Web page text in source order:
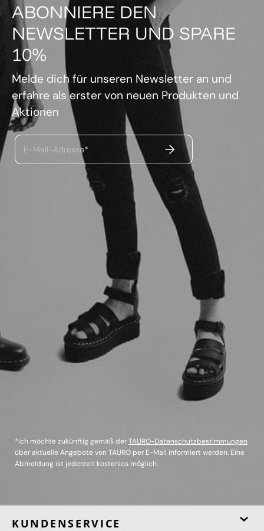
ABONNIERE DEN
NEWSLETTER UND SPARE
10%
Melde dich für unseren Newsletter an und
erfahre als erster von neuen Produkten und
Aktionen
E-Mail-Adresse* ABSENDEN
*Ich möchte zukünftig gemäß derTAURO-Datenschutzbestimmungen
über aktuelle Angebote von TAURO per E-Mail informiert werden. Eine
Abmeldung ist jederzeit kostenlos möglich.
KUNDENSERVICE